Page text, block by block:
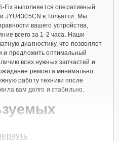
Fix выполняется оперативный
JYU4305CN в Тольятти. Мы
вашего устройства,
всего за 1-2 часа. Наши
диагностику, что позволяет
и предложить оптимальный
всех нужных запчастей и
ремонта минимально.
работу техники после
вам долго и стабильно.